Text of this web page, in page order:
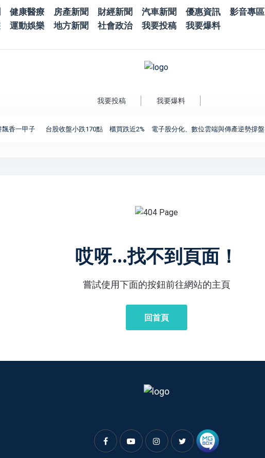
健康醫療 房產新聞 財經新聞 汽車新聞 優惠資訊 影音專區
運動娛樂 地方新聞 社會政治 我要投稿 我要爆料
我要投稿 我要爆料
香一甲子 台股收盤小跌170點 櫃買跌近2% 電子股分化、數位雲端與傳產逆勢撐盤
哎呀...找不到頁面！
嘗試使用下面的按鈕前往網站的主頁
回首頁